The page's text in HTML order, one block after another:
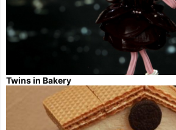
Twins in Bakery